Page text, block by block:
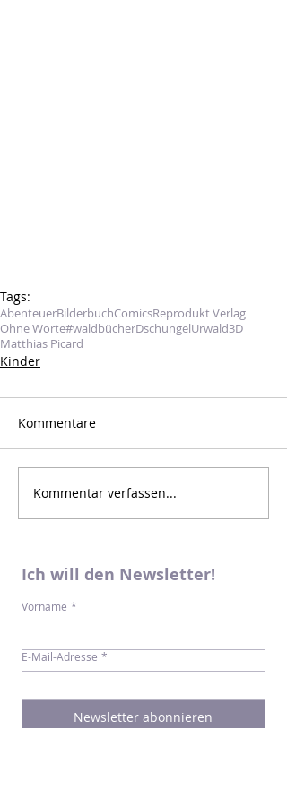
Tags:
AbenteuerBilderbuchComicsReprodukt Verlag
Ohne Worte#waldbücherDschungelUrwald3D
Matthias Picard
Kinder
Kommentare
Kommentar verfassen...
Ich will den Newsletter!
Vorname *
E-Mail-Adresse *
Newsletter abonnieren